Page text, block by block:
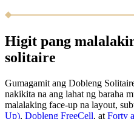
Higit pang
solitaire
Gumagamit ang Dobleng
nakikita na ang lahat ng baraha
malalaking face-up na layout,
Up), Dobleng FreeCell, at Forty